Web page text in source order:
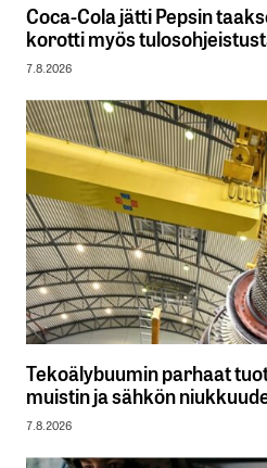
Coca-Cola jätti Pepsin
korotti myös
7.8.2026
Tekoälybuumin parhaat
muistin ja sähkön
7.8.2026